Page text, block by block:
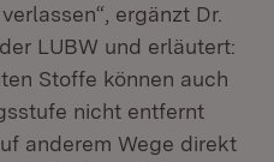
ergänzt Dr.
LUBW und erläutert:
Stoffe können auch
nicht entfernt
ande­rem Wege direkt